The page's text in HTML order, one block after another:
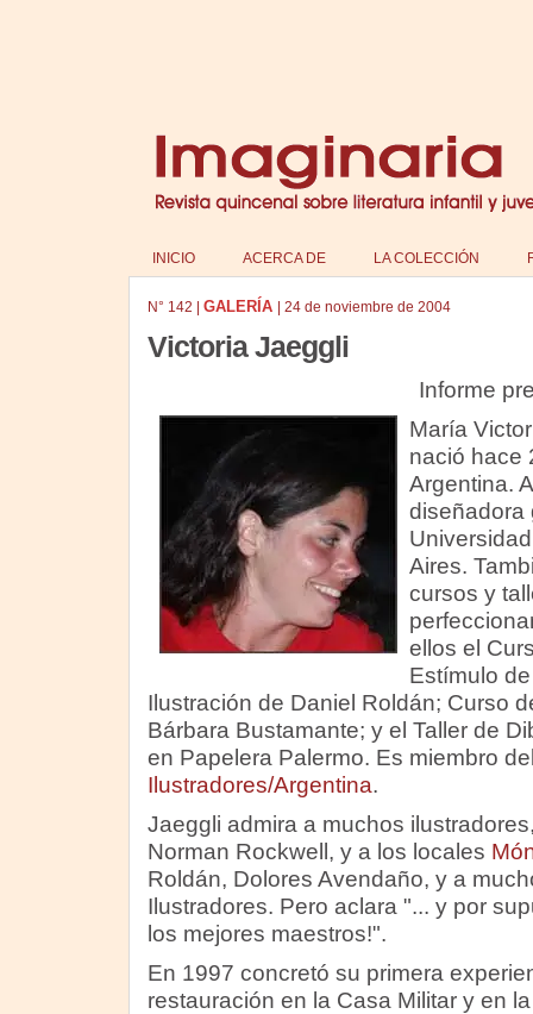
INICIO ACERCA DE LA COLECCIÓN
N° 142 GALERÍA 24 de noviembre de 2004
Victoria Jaeggli
Informe
María
nació hace
Argentina.
diseñadora
Aires.
cursos y
ellos el
Estímulo
Ilustración de Daniel Roldán; Curso
Bárbara Bustamante; y el Taller de
en Papelera Palermo. Es miembro
Ilustradores/Argentina.
Jaeggli admira a muchos
Norman Rockwell, y a los locales
Roldán, Dolores Avendaño, y a
Ilustradores. Pero aclara "... y por
los mejores maestros!".
En 1997 concretó su primera
restauración en la Casa Militar y en